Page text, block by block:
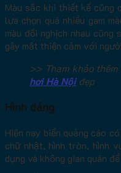
Màu sắc khi thiết kế cũng
lựa chọn quá nhiều gam
màu đối nghịch nhau cũng
gây mất thiện cảm với
>> Tham khảo thêm
hơi Hà Nộiđẹp
Hình dáng
Hiện nay biển quảng cáo
chữ nhật, hình tròn, hình
dụng và không gian quán